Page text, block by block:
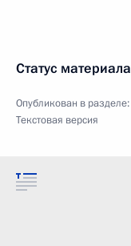
Статус материала
Опубликован в разделе:
Текстовая версия